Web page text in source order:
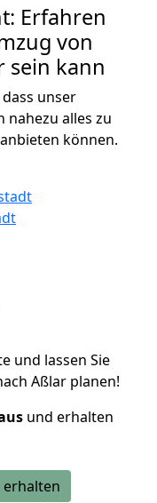
Erfahren
von
sein kann
unser
nahezu alles zu
anbieten können.
und lassen Sie
Aßlar planen!
und erhalten
erhalten